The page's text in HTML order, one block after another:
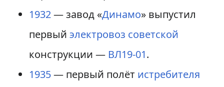
1932— завод «Динамо» выпустил
первый электровоз советской
конструкции — ВЛ19-01.
1935— первый полёт истребителя